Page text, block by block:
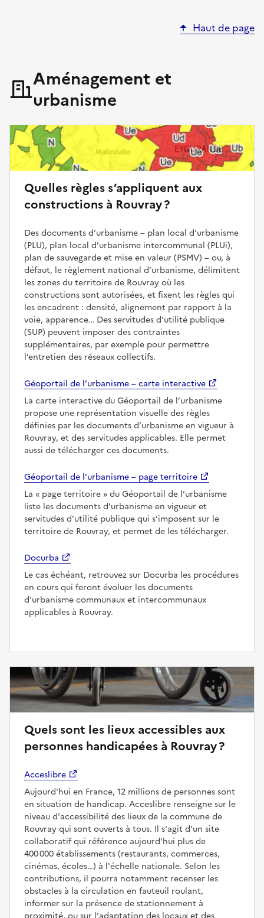
Haut de page
Aménagement et
urbanisme
Quelles règles s’appliquent aux
constructions à Rouvray ?
Des documents d’urbanisme – plan local d’urbanisme
(PLU), plan local d’urbanisme intercommunal (PLUi),
plan de sauvegarde et mise en valeur (PSMV) – ou, à
défaut, le règlement national d’urbanisme, délimitent
les zones du territoire de Rouvray où les
constructions sont autorisées, et fixent les règles qui
les encadrent : densité, alignement par rapport à la
voie, apparence… Des servitudes d’utilité publique
(SUP) peuvent imposer des contraintes
supplémentaires, par exemple pour permettre
l’entretien des réseaux collectifs.
Géoportail de l’urbanisme – carte interactive
La carte interactive du Géoportail de l’urbanisme
propose une représentation visuelle des règles
définies par les documents d’urbanisme en vigueur à
Rouvray, et des servitudes applicables. Elle permet
aussi de télécharger ces documents.
Géoportail de l’urbanisme – page territoire
La
page territoire
du Géoportail de l’urbanisme
liste les documents d’urbanisme en vigueur et
servitudes d’utilité publique qui s’imposent sur le
territoire de Rouvray, et permet de les télécharger.
Docurba
Le cas échéant, retrouvez sur Docurba les procédures
en cours qui feront évoluer les documents
d'urbanisme communaux et intercommunaux
applicables à Rouvray.
Quels sont les lieux accessibles aux
personnes handicapées à Rouvray ?
Acceslibre
Aujourd'hui en France, 12 millions de personnes sont
en situation de handicap. Acceslibre renseigne sur le
niveau d'accessibilité des lieux de la commune de
Rouvray qui sont ouverts à tous. Il s'agit d'un site
collaboratif qui référence aujourd'hui plus de
400 000 établissements (restaurants, commerces,
cinémas, écoles…) à l'échelle nationale. Selon les
contributions, il pourra notamment recenser les
obstacles à la circulation en fauteuil roulant,
informer sur la présence de stationnement à